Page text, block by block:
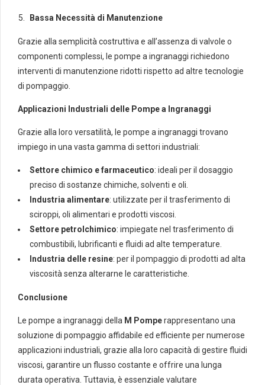
Bassa Necessità di Manutenzione
Grazie alla semplicità costruttiva e all’assenza di valvole o
componenti complessi, le pompe a ingranaggi richiedono
interventi di manutenzione ridotti rispetto ad altre tecnologie
di pompaggio.
Applicazioni Industriali delle Pompe a Ingranaggi
Grazie alla loro versatilità, le pompe a ingranaggi trovano
impiego in una vasta gamma di settori industriali:
Settore chimico e farmaceutico: ideali per il dosaggio
preciso di sostanze chimiche, solventi e oli.
Industria alimentare: utilizzate per il trasferimento di
sciroppi, oli alimentari e prodotti viscosi.
Settore petrolchimico: impiegate nel trasferimento di
combustibili, lubrificanti e fluidi ad alte temperature.
Industria delle resine: per il pompaggio di prodotti ad alta
viscosità senza alterarne le caratteristiche.
Conclusione
Le pompe a ingranaggi della M Pomperappresentano una
soluzione di pompaggio affidabile ed efficiente per numerose
applicazioni industriali, grazie alla loro capacità di gestire fluidi
viscosi, garantire un flusso costante e offrire una lunga
durata operativa. Tuttavia, è essenziale valutare